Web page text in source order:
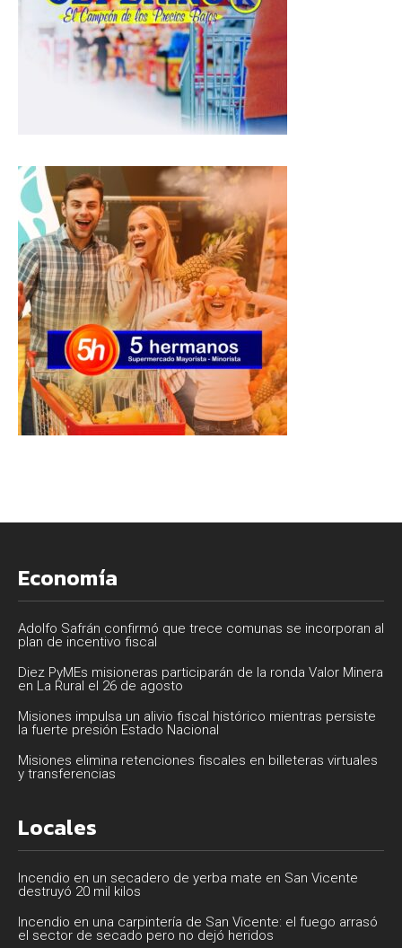
A
p
o
o
r
a
m
Economía
Adolfo Safrán confirmó que trece comunas se incorporan al
plan de incentivo fiscal
Diez PyMEs misioneras participarán de la ronda Valor Minera
en La Rural el 26 de agosto
Misiones impulsa un alivio fiscal histórico mientras persiste
la fuerte presión Estado Nacional
Misiones elimina retenciones fiscales en billeteras virtuales
y transferencias
Locales
Incendio en un secadero de yerba mate en San Vicente
destruyó 20 mil kilos
Incendio en una carpintería de San Vicente: el fuego arrasó
el sector de secado pero no dejó heridos